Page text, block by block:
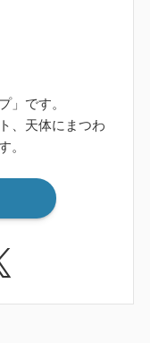
」です。
、天体にまつわ
。